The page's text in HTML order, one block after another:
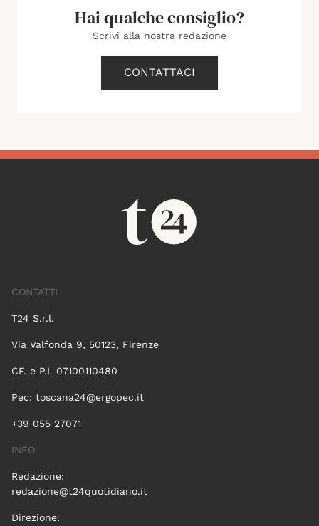
Hai qualche consiglio?
Scrivi alla nostra redazione
CONTATTACI
CONTATTI
T24 S.r.l.
Via Valfonda 9, 50123, Firenze
CF. e P.I. 07100110480
Pec: toscana24@ergopec.it
+39 055 27071
INFO
Redazione:
redazione@t24quotidiano.it
Direzione: